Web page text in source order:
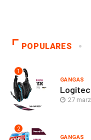
POPULARES
1
GANGAS
27
2
GANGAS